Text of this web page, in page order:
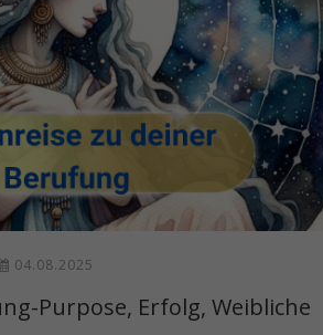
04.08.2025
Purpose, Erfolg, Weibliche